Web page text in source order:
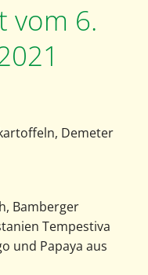
vom 6.
Demeter
Bamberger
Tempestiva
und Papaya aus